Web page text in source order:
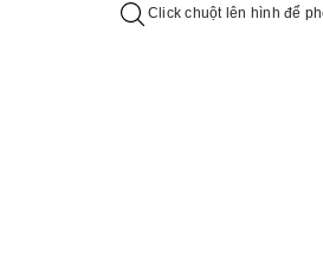
Click chuột lên hình để